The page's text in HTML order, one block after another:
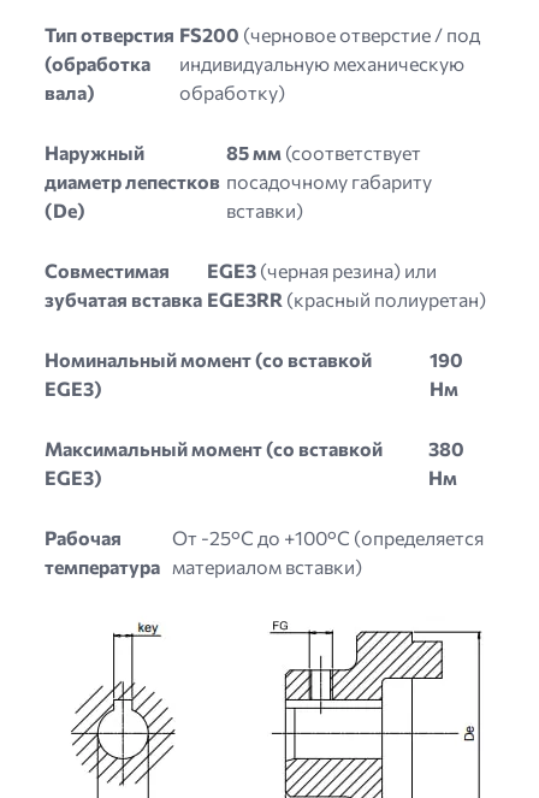
Тип отверстия
(обработка
вала)
FS200 (черновое отверстие / под
индивидуальную механическую
обработку)
Наружный
диаметр лепестков
(De)
85 мм(соответствует
посадочному габариту
вставки)
Совместимая
зубчатая вставка
EGE3 (черная резина) или
EGE3RR (красный полиуретан)
Номинальный момент (со вставкой
EGE3)
190
Нм
Максимальный момент (со вставкой
EGE3)
380
Нм
Рабочая
температура
От -25°C до +100°C (определяется
материалом вставки)